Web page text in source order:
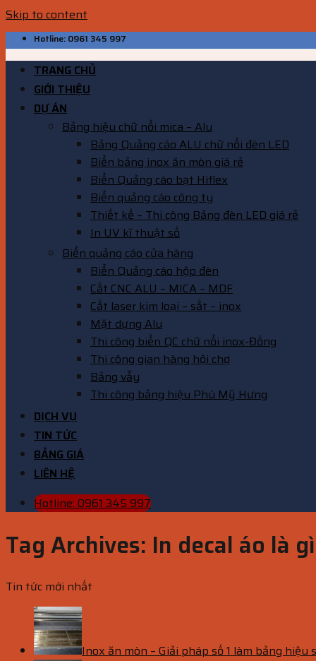
Skip to content
Hotline: 0961 345 997
TRANG CHỦ
GIỚI THIỆU
DỰ ÁN
Bảng hiệu chữ nổi mica – Alu
Bảng Quảng cáo ALU chữ nổi đèn LED
Biển bảng inox ăn mòn giá rẻ
Biển Quảng cáo bạt Hiflex
Biển quảng cáo công ty
Thiết kế – Thi công Bảng đèn LED giá rẻ
In UV kĩ thuật số
Biển quảng cáo cửa hàng
Biển Quảng cáo hộp đèn
Cắt CNC ALU – MICA – MDF
Cắt laser kim loại – sắt – inox
Mặt dựng Alu
Thi công biển QC chữ nổi inox-Đồng
Thi công gian hàng hội chợ
Bảng vẫy
Thi công bảng hiệu Phú Mỹ Hưng
DỊCH VỤ
TIN TỨC
BẢNG GIÁ
LIÊN HỆ
Hotline: 0961 345 997
Tag Archives: In decal áo là gì
Tin tức mới nhất
Inox ăn mòn – Giải pháp số 1 làm bảng